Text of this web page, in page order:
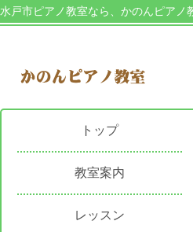
水戸市ピアノ教室なら、かのんピアノ
トップ
教室案内
レッスン